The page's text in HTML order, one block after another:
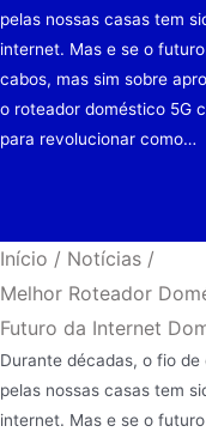
pelas nossas casas tem
internet. Mas e se o
cabos, mas sim sobre
o roteador doméstico 5G
para revolucionar como…
Início / Notícias /
Melhor Roteador
Futuro da Internet
Durante décadas, o fio
pelas nossas casas tem
internet. Mas e se o